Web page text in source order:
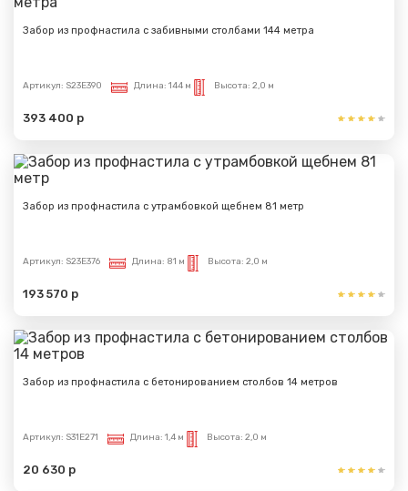
Забор из профнастила с забивными столбами 144 метра
Артикул: S23E390 Длина: 144 м Высота: 2,0 м
393 400 р
Забор из профнастила с утрамбовкой щебнем 81 метр
Артикул: S23E376 Длина: 81 м Высота: 2,0 м
193 570 р
Забор из профнастила с бетонированием столбов 14 метров
Артикул: S31E271 Длина: 1,4 м Высота: 2,0 м
20 630 р